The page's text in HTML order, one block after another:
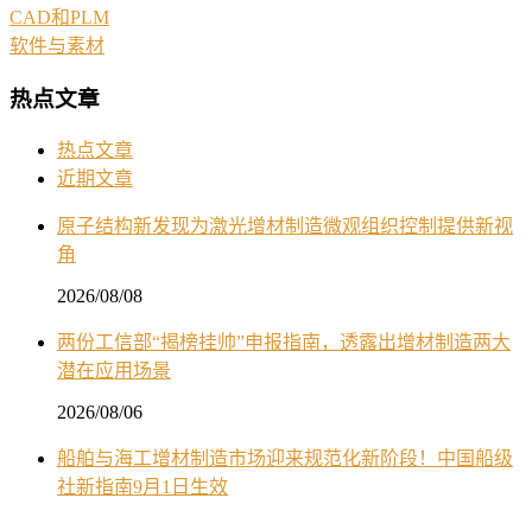
CAD和PLM
软件与素材
热点文章
热点文章
近期文章
原子结构新发现为激光增材制造微观组织控制提供新视
角
2026/08/08
两份工信部“揭榜挂帅”申报指南，透露出增材制造两大
潜在应用场景
2026/08/06
船舶与海工增材制造市场迎来规范化新阶段！中国船级
社新指南9月1日生效